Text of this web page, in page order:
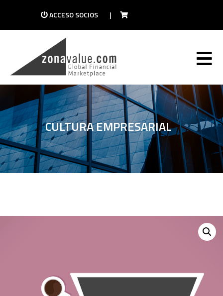
ACCESO SOCIOS |
CULTURA EMPRESARIAL